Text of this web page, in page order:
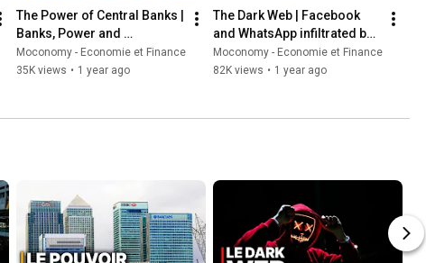
The Power of Central Banks |
Banks, Power and
Manipulation
Moconomy - Economie et Finance
35K views • 1 year ago
The Dark Web | Facebook
and WhatsApp infiltrated by
the shadows
Moconomy - Economie et Finance
82K views • 1 year ago